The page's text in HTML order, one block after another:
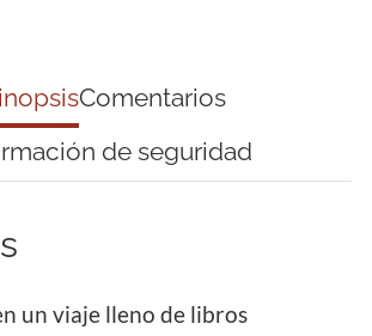
Comentarios
de seguridad
un viaje lleno de libros